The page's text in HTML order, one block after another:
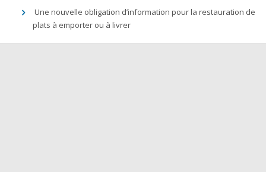
Une nouvelle obligation d’information pour la restauration de
plats à emporter ou à livrer